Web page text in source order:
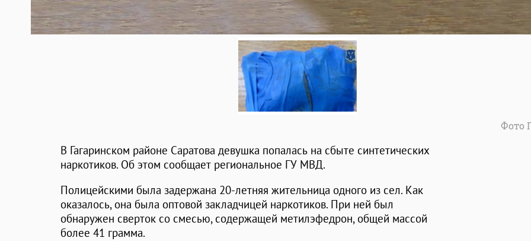
Фото
В Гагаринском районе Саратова девушка попалась на сбыте синтетических
наркотиков. Об этом сообщает региональное ГУ МВД.
Полицейскими была задержана 20-летняя жительница одного из сел. Как
оказалось, она была оптовой закладчицей наркотиков. При ней был
обнаружен сверток со смесью, содержащей метилэфедрон, общей массой
более 41 грамма.